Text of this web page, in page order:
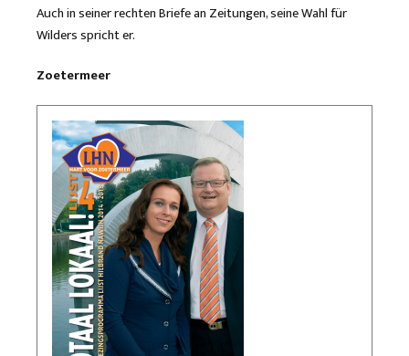
Auch in seiner rechten Briefe an Zeitungen, seine Wahl für
Wilders spricht er.
Zoetermeer